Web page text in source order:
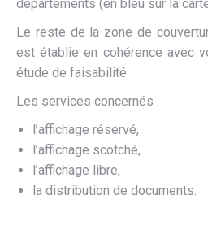
départements (en bleu sur la
Le reste de la zone de
est établie en cohérence avec
étude de faisabilité.
Les services concernés :
l’affichage réservé,
l’affichage scotché,
l’affichage libre,
la distribution de documents.